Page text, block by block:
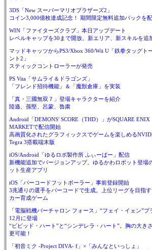
3DS「New スーパーマリオブラザーズ2」
コイン3,000億枚達成記念！ 期間限定無料追加パックを
WIN「ファイターズクラブ」本日アップデート
レベルキャップを30まで開放。新エリア、新スキルを追
マッドキャッツからPS3/Xbox 360/Wii U「鉄拳タッグト
ント2」
スティックコントローラーが発売
PS Vita「サムライ＆ドラゴンズ」
「フレンド招待機能」＆「魔獣倉庫」を実装
「真・三國無双７」登場キャラクターを紹介
陸遜、孫堅、呂蒙、魯粛
Android「DEMONS' SCORE（THD）」がSQUARE ENIX
MARKETで配信開始
高画質化されたグラフィックスでゲームを楽しめる
Tegra 3搭載端末版
iOS/Android「ゆるロボ製作所 ふぃーばー」配信
新機能追加でバージョンアップ。ゆるかわロボット登場
ット生産アプリ
iOS「バーコードフットボーラー」事前登録開始
3兆通りの選手をバーコードで生成。上位リーグを目指す
カー育成ゲーム
「電脳戦機バーチャロン フォース」“フェイ・イェン”プ
12月に登場
“ビビッド・ハート”と“シンデレラ・ハート”。胸の大き
更可能！
「初音ミク -Project DIVA- f」×「みんなといっしょ」